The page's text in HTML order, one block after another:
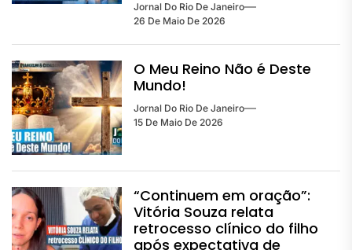
Jornal Do Rio De Janeiro
26 De Maio De 2026
O Meu Reino Não é Deste
Mundo!
Jornal Do Rio De Janeiro
15 De Maio De 2026
“Continuem em oração”:
Vitória Souza relata
retrocesso clínico do filho
após expectativa de